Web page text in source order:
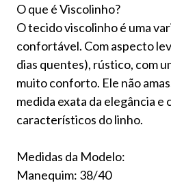
O que é Viscolinho?
O tecido viscolinho é uma
confortável. Com aspecto
dias quentes), rústico, com
muito conforto. Ele não
medida exata da elegância
característicos do linho.
Medidas da Modelo:
Manequim: 38/40